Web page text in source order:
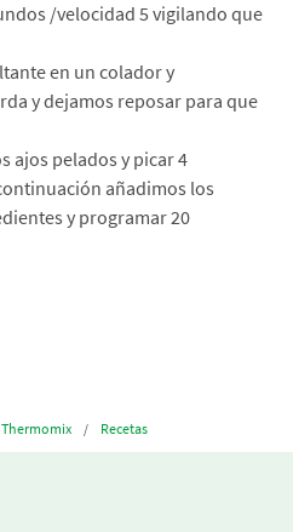
/velocidad 5 vigilando que
en un colador y
y dejamos reposar para que
ajos pelados y picar 4
añadimos los
y programar 20
Thermomix Recetas